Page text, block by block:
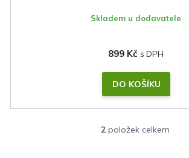
Skladem u dodavatele
899 Kč
DO KOŠÍKU
O
2 položek celkem